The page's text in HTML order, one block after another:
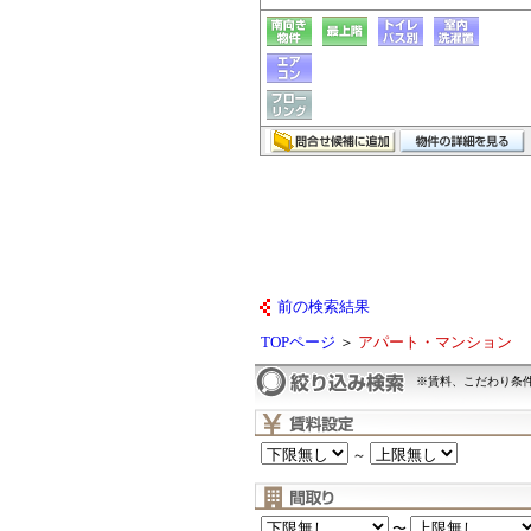
前の検索結果
TOPページ ＞ アパート・マンション
※賃料、こだわり条
～